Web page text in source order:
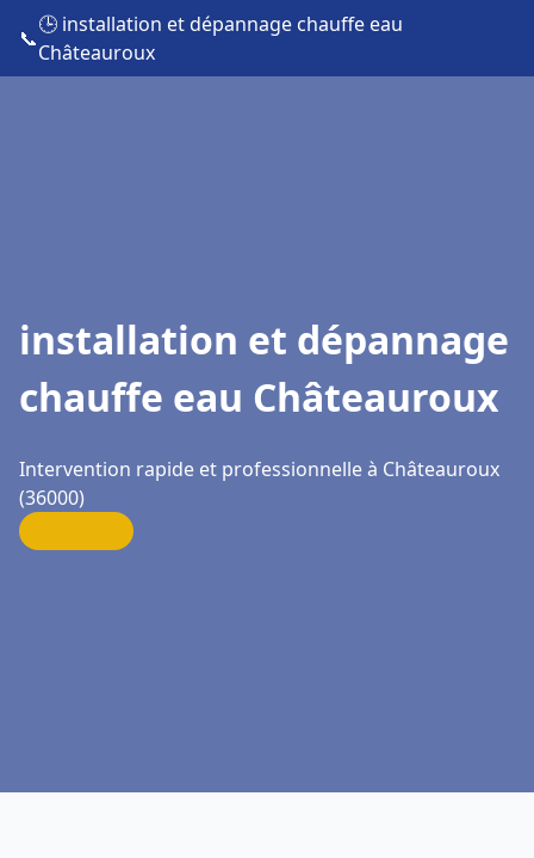
📞
🕒 installation et dépannage chauffe eau
Châteauroux
installation et dépannage
chauffe eau Châteauroux
Intervention rapide et professionnelle à Châteauroux
(36000)